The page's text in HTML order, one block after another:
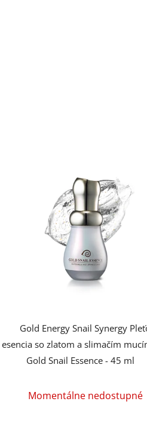
Gold Energy Snail Synergy
esencia so zlatom a slimačím
Gold Snail Essence - 45 ml
hodnotenie
Momentálne nedostupné